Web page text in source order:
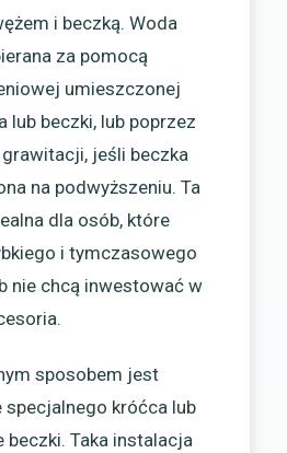
i beczką. Woda
za pomocą
umieszczonej
lub beczki, lub poprzez
jeśli beczka
na podwyższeniu. Ta
dla osób, które
i tymczasowego
nie chcą inwestować w
sposobem jest
króćca lub
beczki. Taka instalacja